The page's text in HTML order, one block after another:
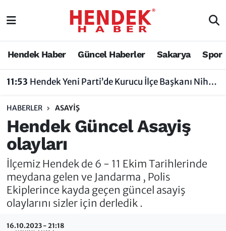
Hendek Haber Güncel Haberler Sakarya Spor
11:53 Hendek Yeni Parti’de Kurucu İlçe Başkanı Nihat Bayraktar Oldu
HABERLER ASAYIŞ
Hendek Güncel Asayiş
olayları
İlçemiz Hendek de 6 - 11 Ekim Tarihlerinde
meydana gelen ve Jandarma , Polis
Ekiplerince kayda geçen güncel asayiş
olaylarını sizler için derledik .
16.10.2023 - 21:18
Hendek Haber
Nöbetçi Eczaneler
Vefat Edenler
Hendek Haber
Hakkında
Hendek Haber Reklam Servisi
Künye
Sakarya Nöbetçi Eczaneler
Sakarya Trafik Yoğunluk Haritası
Süper Lig Puan Durumu ve Fikstür
Tüm Manşetler
Son Dakika Haberleri
Haber Arşivi